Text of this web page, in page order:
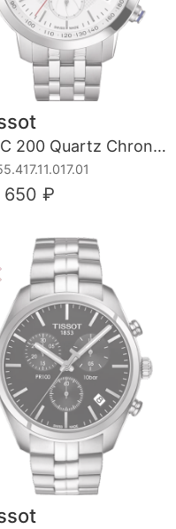
PRC 200 Quartz Chronograph Gent NBA
650 ₽